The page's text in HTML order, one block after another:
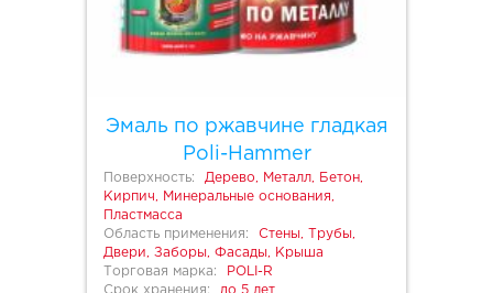
Эмаль по ржавчине гладкая
Poli-Hammer
Поверхность:
Дерево, Металл, Бетон,
Кирпич, Минеральные основания,
Пластмасса
Область применения:
Стены, Трубы,
Двери, Заборы, Фасады, Крыша
Торговая марка:
POLI-R